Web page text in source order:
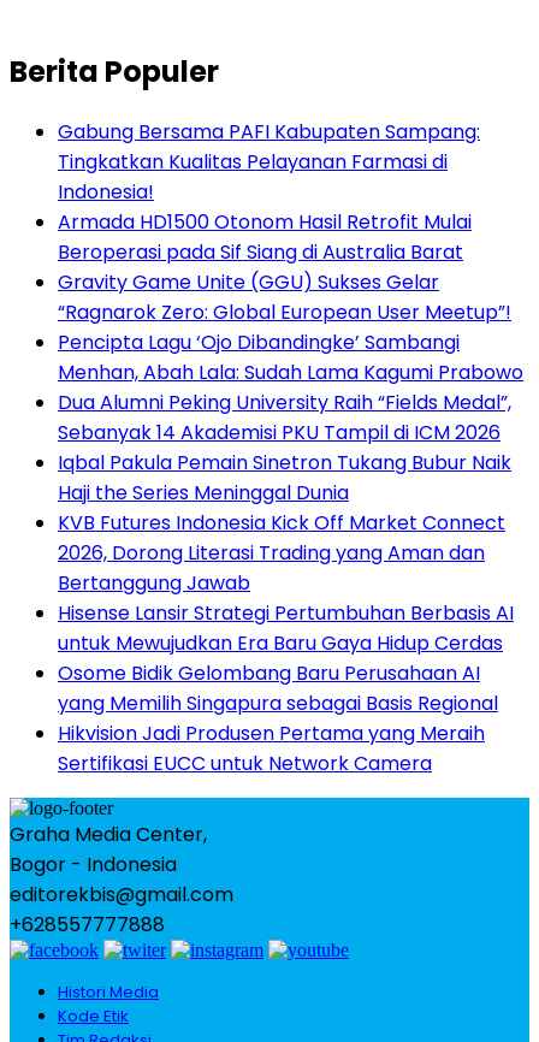
Berita Populer
Gabung Bersama PAFI Kabupaten Sampang:
Tingkatkan Kualitas Pelayanan Farmasi di
Indonesia!
Armada HD1500 Otonom Hasil Retrofit Mulai
Beroperasi pada Sif Siang di Australia Barat
Gravity Game Unite (GGU) Sukses Gelar
“Ragnarok Zero: Global European User Meetup”!
Pencipta Lagu ‘Ojo Dibandingke’ Sambangi
Menhan, Abah Lala: Sudah Lama Kagumi Prabowo
Dua Alumni Peking University Raih “Fields Medal”,
Sebanyak 14 Akademisi PKU Tampil di ICM 2026
Iqbal Pakula Pemain Sinetron Tukang Bubur Naik
Haji the Series Meninggal Dunia
KVB Futures Indonesia Kick Off Market Connect
2026, Dorong Literasi Trading yang Aman dan
Bertanggung Jawab
Hisense Lansir Strategi Pertumbuhan Berbasis AI
untuk Mewujudkan Era Baru Gaya Hidup Cerdas
Osome Bidik Gelombang Baru Perusahaan AI
yang Memilih Singapura sebagai Basis Regional
Hikvision Jadi Produsen Pertama yang Meraih
Sertifikasi EUCC untuk Network Camera
Graha Media Center,
Bogor - Indonesia
editorekbis@gmail.com
+628557777888
Histori Media
Kode Etik